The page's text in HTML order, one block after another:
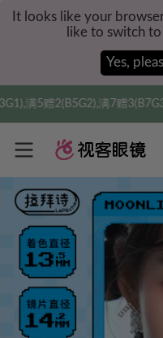
It looks like your
like to switch to
Yes,
3(B7G3),满10赠5(B10G5)🎉